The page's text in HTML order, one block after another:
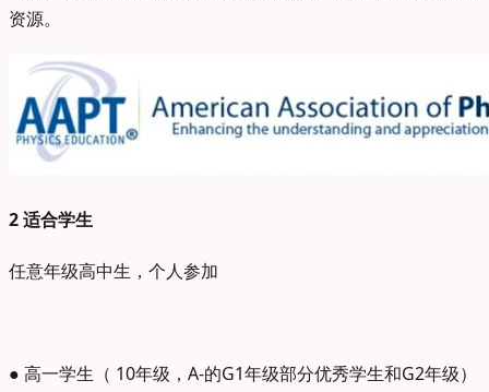
资源。
2适合学生
任意年级高中生，个人参加
● 高一学生（ 10年级，A-的G1年级部分优秀学生和G2年级）